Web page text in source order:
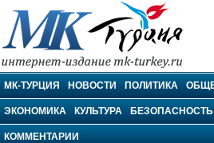
МК-Турция
МК-ТУРЦИЯ НОВОСТИ ПОЛИТИКА
ЭКОНОМИКА КУЛЬТУРА БЕЗОПАСНОСТЬ
КОММЕНТАРИИ